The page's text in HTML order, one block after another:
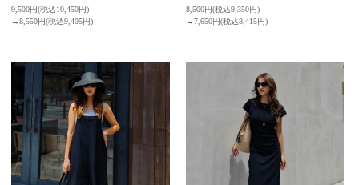
9,500円(税込10,450円)
→8,550円(税込9,405円)
8,500円(税込9,350円)
→7,650円(税込8,415円)